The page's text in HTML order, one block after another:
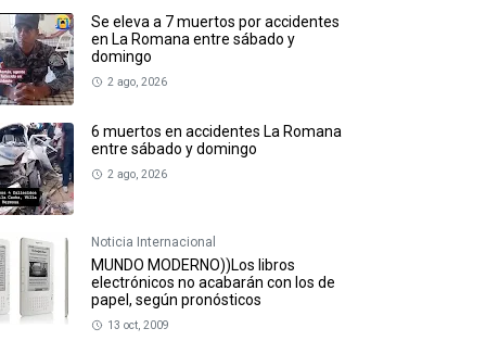
Se eleva a 7 muertos por accidentes
en La Romana entre sábado y
domingo
2 ago, 2026
6 muertos en accidentes La Romana
entre sábado y domingo
2 ago, 2026
Noticia Internacional
MUNDO MODERNO))Los libros
electrónicos no acabarán con los de
papel, según pronósticos
13 oct, 2009